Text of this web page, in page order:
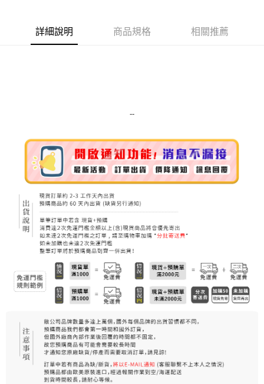
街口支付
全家取貨付款
每筆NT$80，滿NT$999(含以上)免運費
每筆NT$80，滿NT$999(含以上)免運費
7-11取貨付款
每筆NT$80，滿NT$999(含以上)免運費
7-11純取貨 (先付款
每筆NT$80，滿NT$999(含以上)免運費
每筆NT$100，滿NT$999(含以上)免運費
離島宅配（澎湖、金門、馬祖、小琉球）
每筆NT$250，滿NT$3,000(含以上)免運費
付款後門市自取
詳細說明 商品規格 相關推薦
--